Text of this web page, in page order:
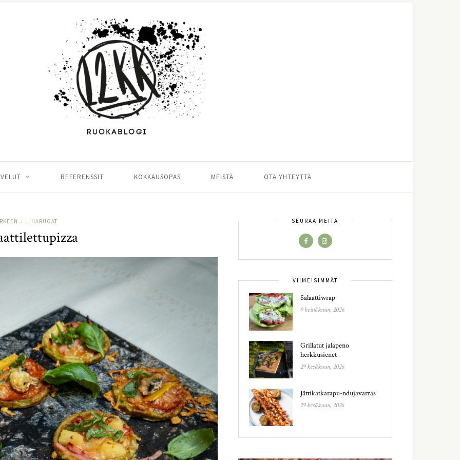
REFERENSSIT KOKKAUSOPAS MEISTÄ OTA YHTEYTTÄ
/ LIHARUOAT SEURAA MEITÄ
VIIMEISIMMÄT
Salaattiwrap
9 heinäkuun, 2026
Grillatut jalapeno
herkkusienet
29 kesäkuun, 2026
Jättikatkarapu-ndujavarras
29 kesäkuun, 2026